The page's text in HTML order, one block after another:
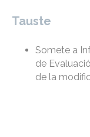
Tauste
Somete a
de
de la